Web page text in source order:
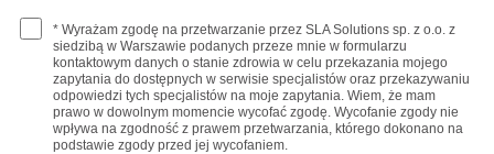
* Wyrażam zgodę na przetwarzanie przez SLA Solutions sp. z o.o. z
siedzibą w Warszawie podanych przeze mnie w formularzu
kontaktowym danych o stanie zdrowia w celu przekazania mojego
zapytania do dostępnych w serwisie specjalistów oraz przekazywaniu
odpowiedzi tych specjalistów na moje zapytania. Wiem, że mam
prawo w dowolnym momencie wycofać zgodę. Wycofanie zgody nie
wpływa na zgodność z prawem przetwarzania, którego dokonano na
podstawie zgody przed jej wycofaniem.